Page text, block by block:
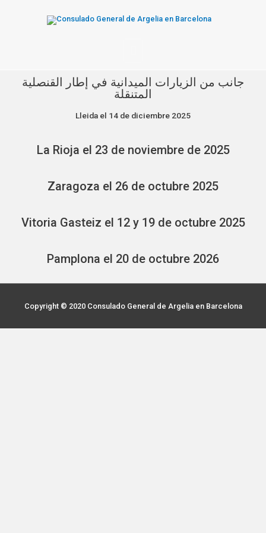
جانب من الزيارات الميدانية في إطار القنصلية
المتنقلة
Lleida el 14 de diciembre 2025
La Rioja el 23 de noviembre de 2025
Zaragoza el 26 de octubre 2025
Vitoria Gasteiz el 12 y 19 de octubre 2025
Pamplona el 20 de octubre 2026
Copyright © 2020 Consulado General de Argelia en Barcelona